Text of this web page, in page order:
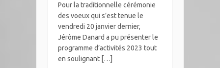
Pour la traditionnelle cérémonie
des voeux qui s’est tenue le
vendredi 20 janvier dernier,
Jérôme Danard a pu présenter le
programme d’activités 2023 tout
en soulignant […]